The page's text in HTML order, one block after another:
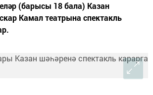
(барысы 18 бала) Казан
Камал театрына спектакль